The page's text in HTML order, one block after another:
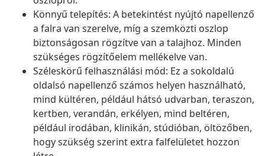
Könnyű telepítés: A betekintést nyújtó napellenző
a falra van szerelve, míg a szemközti oszlop
biztonságosan rögzítve van a talajhoz. Minden
szükséges rögzítőelem mellékelve van.
Széleskörű felhasználási mód: Ez a sokoldalú
oldalsó napellenző számos helyen használható,
mind kültéren, például hátsó udvarban, teraszon,
kertben, verandán, erkélyen, mind beltéren,
például irodában, klinikán, stúdióban, öltözőben,
hogy szükség szerint extra falfelületet hozzon